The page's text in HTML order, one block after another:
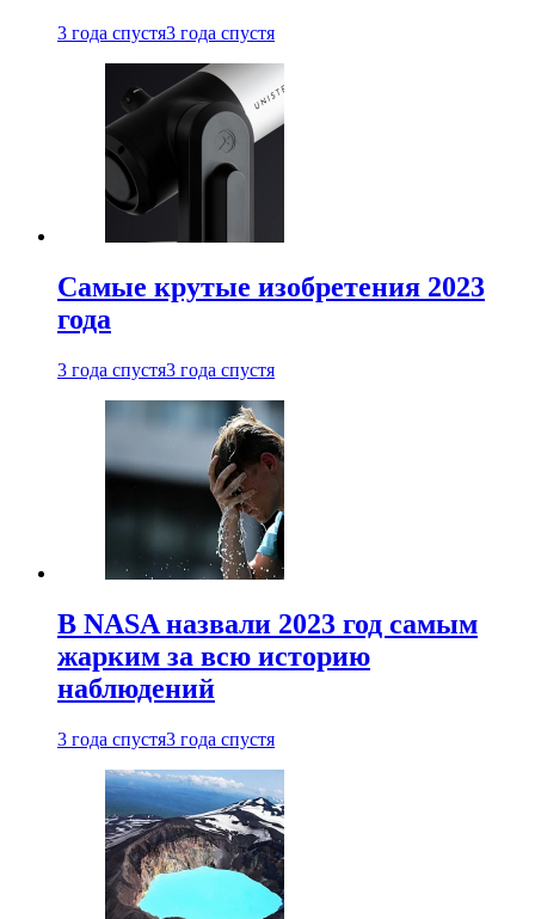
3 года спустя3 года спустя
Самые крутые изобретения 2023
года
3 года спустя3 года спустя
В NASA назвали 2023 год самым
жарким за всю историю
наблюдений
3 года спустя3 года спустя